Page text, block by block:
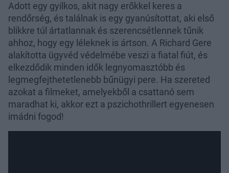
Adott egy gyilkos, akit nagy erőkkel keres a
rendőrség, és találnak is egy gyanúsítottat, aki első
blikkre túl ártatlannak és szerencsétlennek tűnik
ahhoz, hogy egy léleknek is ártson. A Richard Gere
alakította ügyvéd védelmébe veszi a fiatal fiút, és
elkezdődik minden idők legnyomasztóbb és
legmegfejthetetlenebb bűnügyi pere. Ha szereted
azokat a filmeket, amelyekből a csattanó sem
maradhat ki, akkor ezt a pszichothrillert egyenesen
imádni fogod!